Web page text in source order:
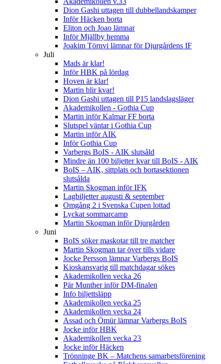
Dion Gashi uttagen till dubbellandskamper
Inför Häcken borta
Eliton och Joao lämnar
Inför Mjällby hemma
Joakim Törnvi lämnar för Djurgårdens IF
Juli
Mads är klar!
Inför HBK på lördag
Hoven är klar!
Martin blir kvar!
Dion Gashi uttagen till P15 landslagsläger
Akademikollen - Gothia Cup
Martin inför Kalmar FF borta
Slutspel väntar i Gothia Cup
Martin inför AIK
Inför Gothia Cup
Varbergs BoIS - AIK slutsåld
Mindre än 100 biljetter kvar till BoIS - AIK
BoIS – AIK, sittplats och bortasektionen
slutsålda
Martin Skogman inför IFK
Lagbiljetter augusti & september
Omgång 2 i Svenska Cupen lottad
Lyckat sommarcamp
Martin Skogman inför Djurgården
Juni
BoIS söker maskotar till tre matcher
Martin Skogman tar över tills vidare
Jocke Persson lämnar Varbergs BoIS
Kioskansvarig till matchdagar sökes
Akademikollen vecka 26
Pär Munther inför DM-finalen
Info biljettsläpp
Akademikollen vecka 25
Akademikollen vecka 24
Assad och Ömür lämnar Varbergs BoIS
Jocke inför HBK
Akademikollen vecka 23
Jocke inför Häcken
Trönninge BK – Matchens samarbetsförening